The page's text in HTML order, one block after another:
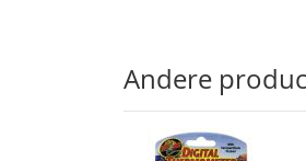
Andere